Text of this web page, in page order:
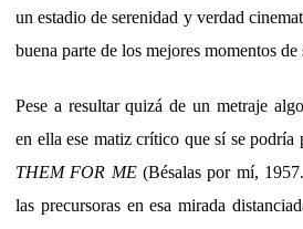
un estadio de serenidad y verdad
buena parte de los mejores momentos de
Pese a resultar quizá de un metraje
en ella ese matiz crítico que sí se podría
THEM FOR ME(Bésalas por mí,
las precursoras en esa mirada